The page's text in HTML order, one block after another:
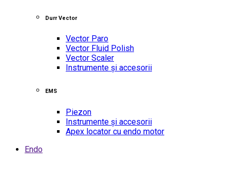
Durr Vector
Vector Paro
Vector Fluid Polish
Vector Scaler
Instrumente și accesorii
EMS
Piezon
Instrumente și accesorii
Apex locator cu endo motor
Endo